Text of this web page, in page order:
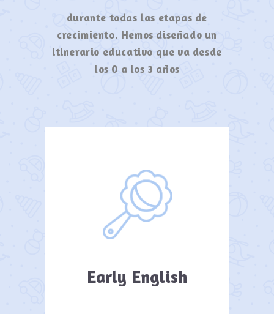
durante todas las etapas de
crecimiento. Hemos diseñado un
itinerario educativo que va desde
los 0 a los 3 años
Early English